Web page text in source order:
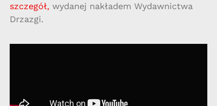
szczegół, wydanej nakładem Wydawnictwa
Drzazgi.